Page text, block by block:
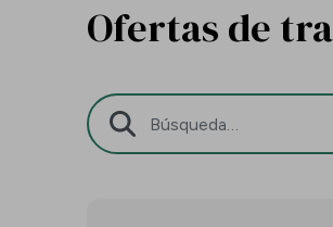
Ofertas de
Barra de búsqueda